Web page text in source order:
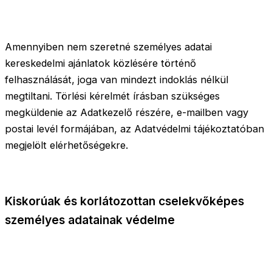
Amennyiben nem szeretné személyes adatai
kereskedelmi ajánlatok közlésére történő
felhasználását, joga van mindezt indoklás nélkül
megtiltani. Törlési kérelmét írásban szükséges
megküldenie az Adatkezelő részére, e-mailben vagy
postai levél formájában, az Adatvédelmi tájékoztatóban
megjelölt elérhetőségekre.
Kiskorúak és korlátozottan cselekvőképes
személyes adatainak védelme